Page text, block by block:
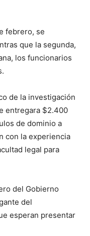
febrero, se
que la segunda,
los funcionarios
de la investigación
entregara $2.400
de dominio a
con la experiencia
legal para
del Gobierno
del
esperan presentar